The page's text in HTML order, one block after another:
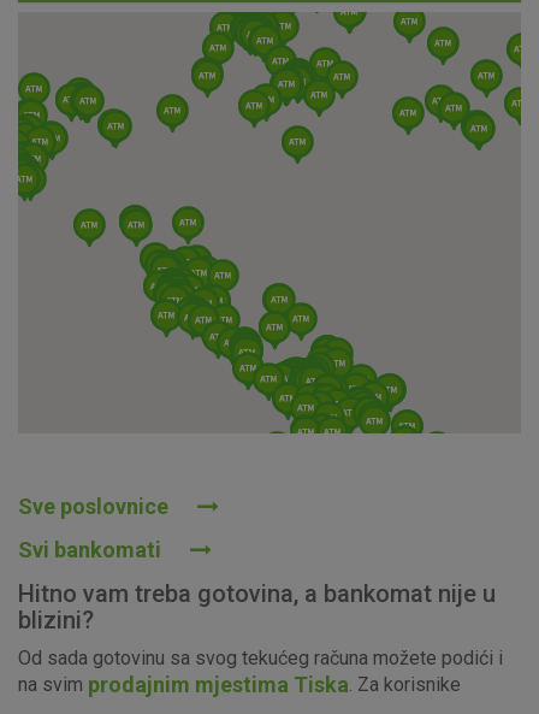
Sve poslovnice
Svi bankomati
Hitno vam treba gotovina, a bankomat nije u
blizini?
Od sada gotovinu sa svog tekućeg računa možete podići i
na svim prodajnim mjestima Tiska . Za korisnike